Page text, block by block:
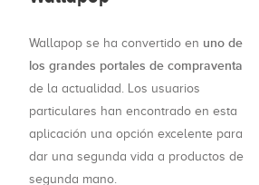
Wallapop se ha convertido en uno de
los grandes portales de compraventa
de la actualidad. Los usuarios
particulares han encontrado en esta
aplicación una opción excelente para
dar una segunda vida a productos de
segunda mano.